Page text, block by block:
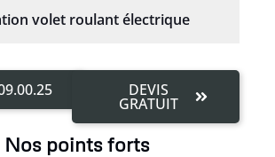
volet roulant électrique
DEVIS
GRATUIT
Nos points forts